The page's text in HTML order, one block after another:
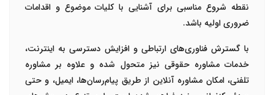
نقطه شروع مناسبی برای آشنایی با کلیات موضوع و اقدامات
ضروری اولیه باشد.
با گسترش فناوری‌های ارتباطی و افزایش دسترسی به اینترنت،
خدمات مشاوره حقوقی نیز متحول شده و علاوه بر مشاوره
تلفنی، امکان مشاوره آنلاین از طریق پیام‌رسان‌ها، ایمیل، و حتی